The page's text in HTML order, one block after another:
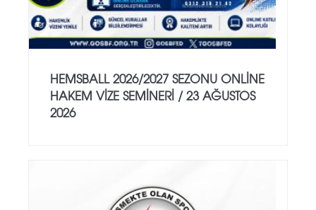
HEMSBALL 2026/2027 SEZONU ONLİNE
HAKEM VİZE SEMİNERİ / 23 AĞUSTOS
2026